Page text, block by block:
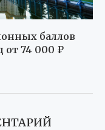
баллов
от 74 000 ₽